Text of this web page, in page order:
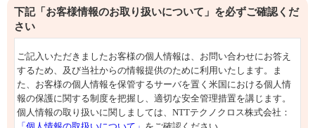
下記「お客様情報のお取り扱いについて」を必ずご確認くだ
さい